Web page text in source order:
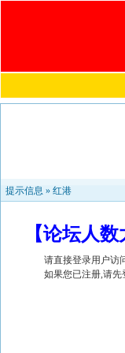
提示信息 » 红港
【论坛人
请直接登录用户访
如果您已注册,请